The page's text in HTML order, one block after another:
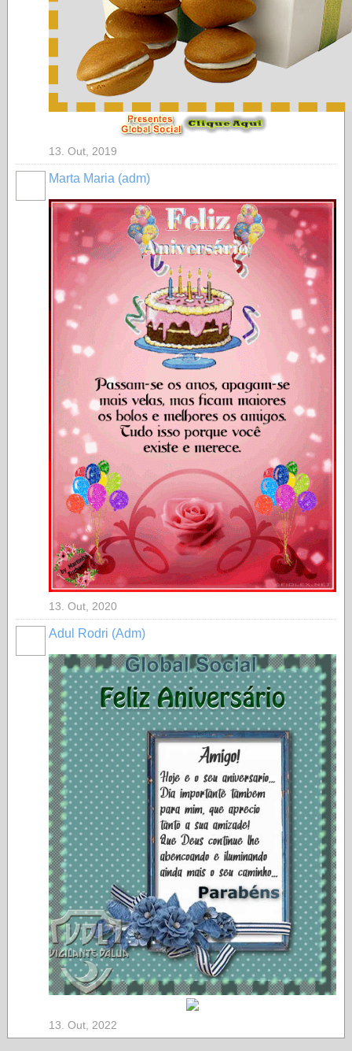
13. Out, 2019
Marta Maria (adm)
13. Out, 2020
Adul Rodri (Adm)
13. Out, 2022